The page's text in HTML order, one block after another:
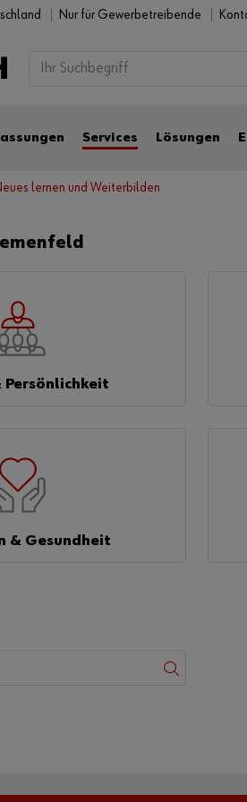
Nur für Gewerbetreibende
Services Lösungen
lernen und Weiterbilden
Persönlichkeit
& Gesundheit